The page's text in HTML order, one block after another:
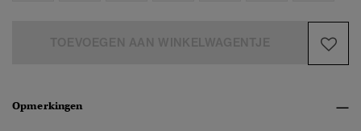
Opmerkingen